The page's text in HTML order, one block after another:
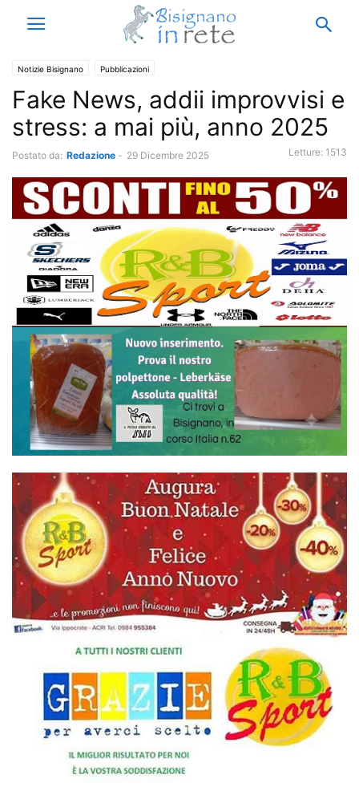
Notizie Bisignano Pubblicazioni
Fake News, addii improvvisi e
stress: a mai più, anno 2025
Postato da: Redazione - 29 Dicembre 2025 Letture: 1513